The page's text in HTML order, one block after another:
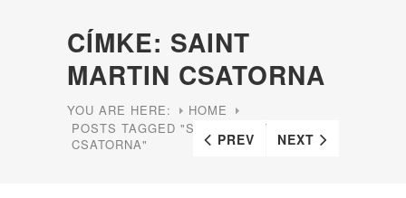
CÍMKE: SAINT
MARTIN CSATORNA
YOU ARE HERE:
HOME
POSTS TAGGED "SAINT MARTIN
CSATORNA"
PREV NEXT